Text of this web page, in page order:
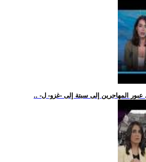
المهاجرين إلى سبتة إلى -غزو- ل